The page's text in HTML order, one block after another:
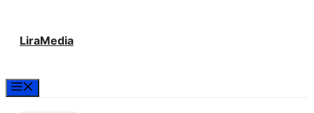
LiraMedia